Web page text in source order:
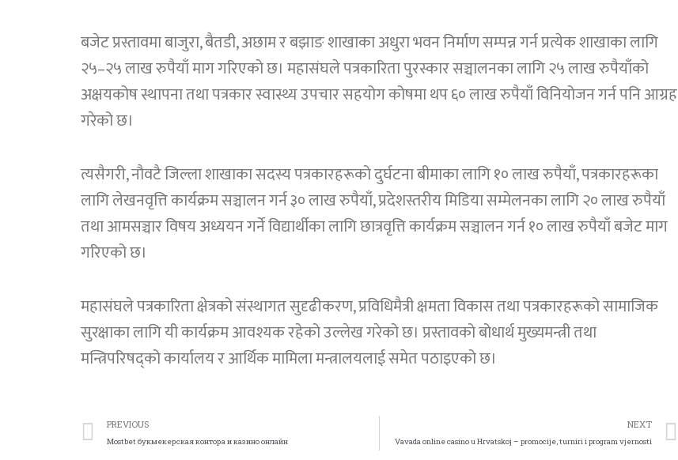
बजेट प्रस्तावमा बाजुरा, बैतडी, अछाम र बझाङ शाखाका अधुरा भवन निर्माण सम्पन्न गर्न प्रत्येक शाखाका लागि
२५–२५ लाख रुपैयाँ माग गरिएको छ। महासंघले पत्रकारिता पुरस्कार सञ्चालनका लागि २५ लाख रुपैयाँको
अक्षयकोष स्थापना तथा पत्रकार स्वास्थ्य उपचार सहयोग कोषमा थप ६० लाख रुपैयाँ विनियोजन गर्न पनि आग्रह
गरेको छ।
त्यसैगरी, नौवटै जिल्ला शाखाका सदस्य पत्रकारहरूको दुर्घटना बीमाका लागि १० लाख रुपैयाँ, पत्रकारहरूका
लागि लेखनवृत्ति कार्यक्रम सञ्चालन गर्न ३० लाख रुपैयाँ, प्रदेशस्तरीय मिडिया सम्मेलनका लागि २० लाख रुपैयाँ
तथा आमसञ्चार विषय अध्ययन गर्ने विद्यार्थीका लागि छात्रवृत्ति कार्यक्रम सञ्चालन गर्न १० लाख रुपैयाँ बजेट माग
गरिएको छ।
महासंघले पत्रकारिता क्षेत्रको संस्थागत सुदृढीकरण, प्रविधिमैत्री क्षमता विकास तथा पत्रकारहरूको सामाजिक
सुरक्षाका लागि यी कार्यक्रम आवश्यक रहेको उल्लेख गरेको छ। प्रस्तावको बोधार्थ मुख्यमन्त्री तथा
मन्त्रिपरिषद्को कार्यालय र आर्थिक मामिला मन्त्रालयलाई समेत पठाइएको छ।
PREVIOUS
Mostbet букмекерская контора и казино онлайн
NEXT
Vavada online casino u Hrvatskoj – promocije, turniri i program vjernosti